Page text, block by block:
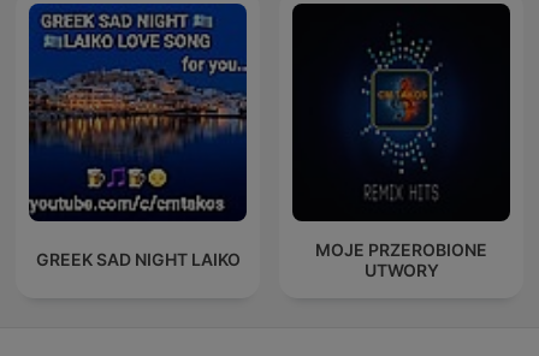
GREEK SAD NIGHT LAIKO
MOJE PRZEROBIONE
UTWORY